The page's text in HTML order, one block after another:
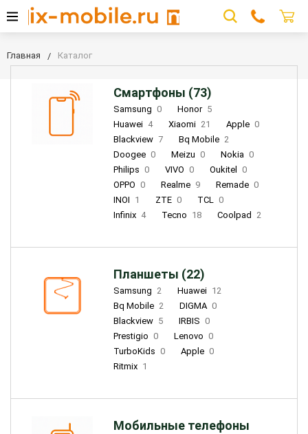
Главная Каталог
Смартфоны (73)
Samsung 0 Honor 5
Huawei 4 Xiaomi 21 Apple 0
Blackview 7 Bq Mobile 2
Doogee 0 Meizu 0 Nokia 0
Philips 0 VIVO 0 Oukitel
0
OPPO 0 Realme 9 Remade 0
INOI 1 ZTE 0 TCL 0
Infinix 4 Tecno 18 Coolpad 2
Планшеты (22)
Samsung 2 Huawei 12
Bq Mobile 2 DIGMA 0
Blackview 5 IRBIS 0
Prestigio 0 Lenovo 0
TurboKids 0 Apple 0
Ritmix 1
Мобильные телефоны